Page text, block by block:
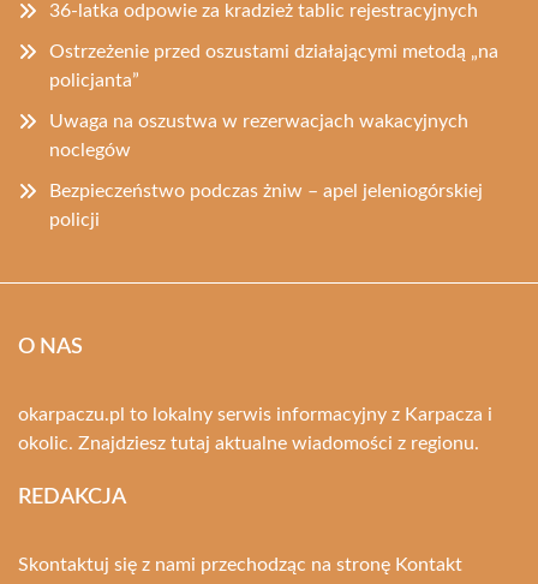
36-latka odpowie za kradzież tablic rejestracyjnych
Ostrzeżenie przed oszustami działającymi metodą „na
policjanta”
Uwaga na oszustwa w rezerwacjach wakacyjnych
noclegów
Bezpieczeństwo podczas żniw – apel jeleniogórskiej
policji
O NAS
okarpaczu.pl to lokalny serwis informacyjny z Karpacza i
okolic. Znajdziesz tutaj aktualne wiadomości z regionu.
REDAKCJA
Skontaktuj się z nami przechodząc na stronę Kontakt